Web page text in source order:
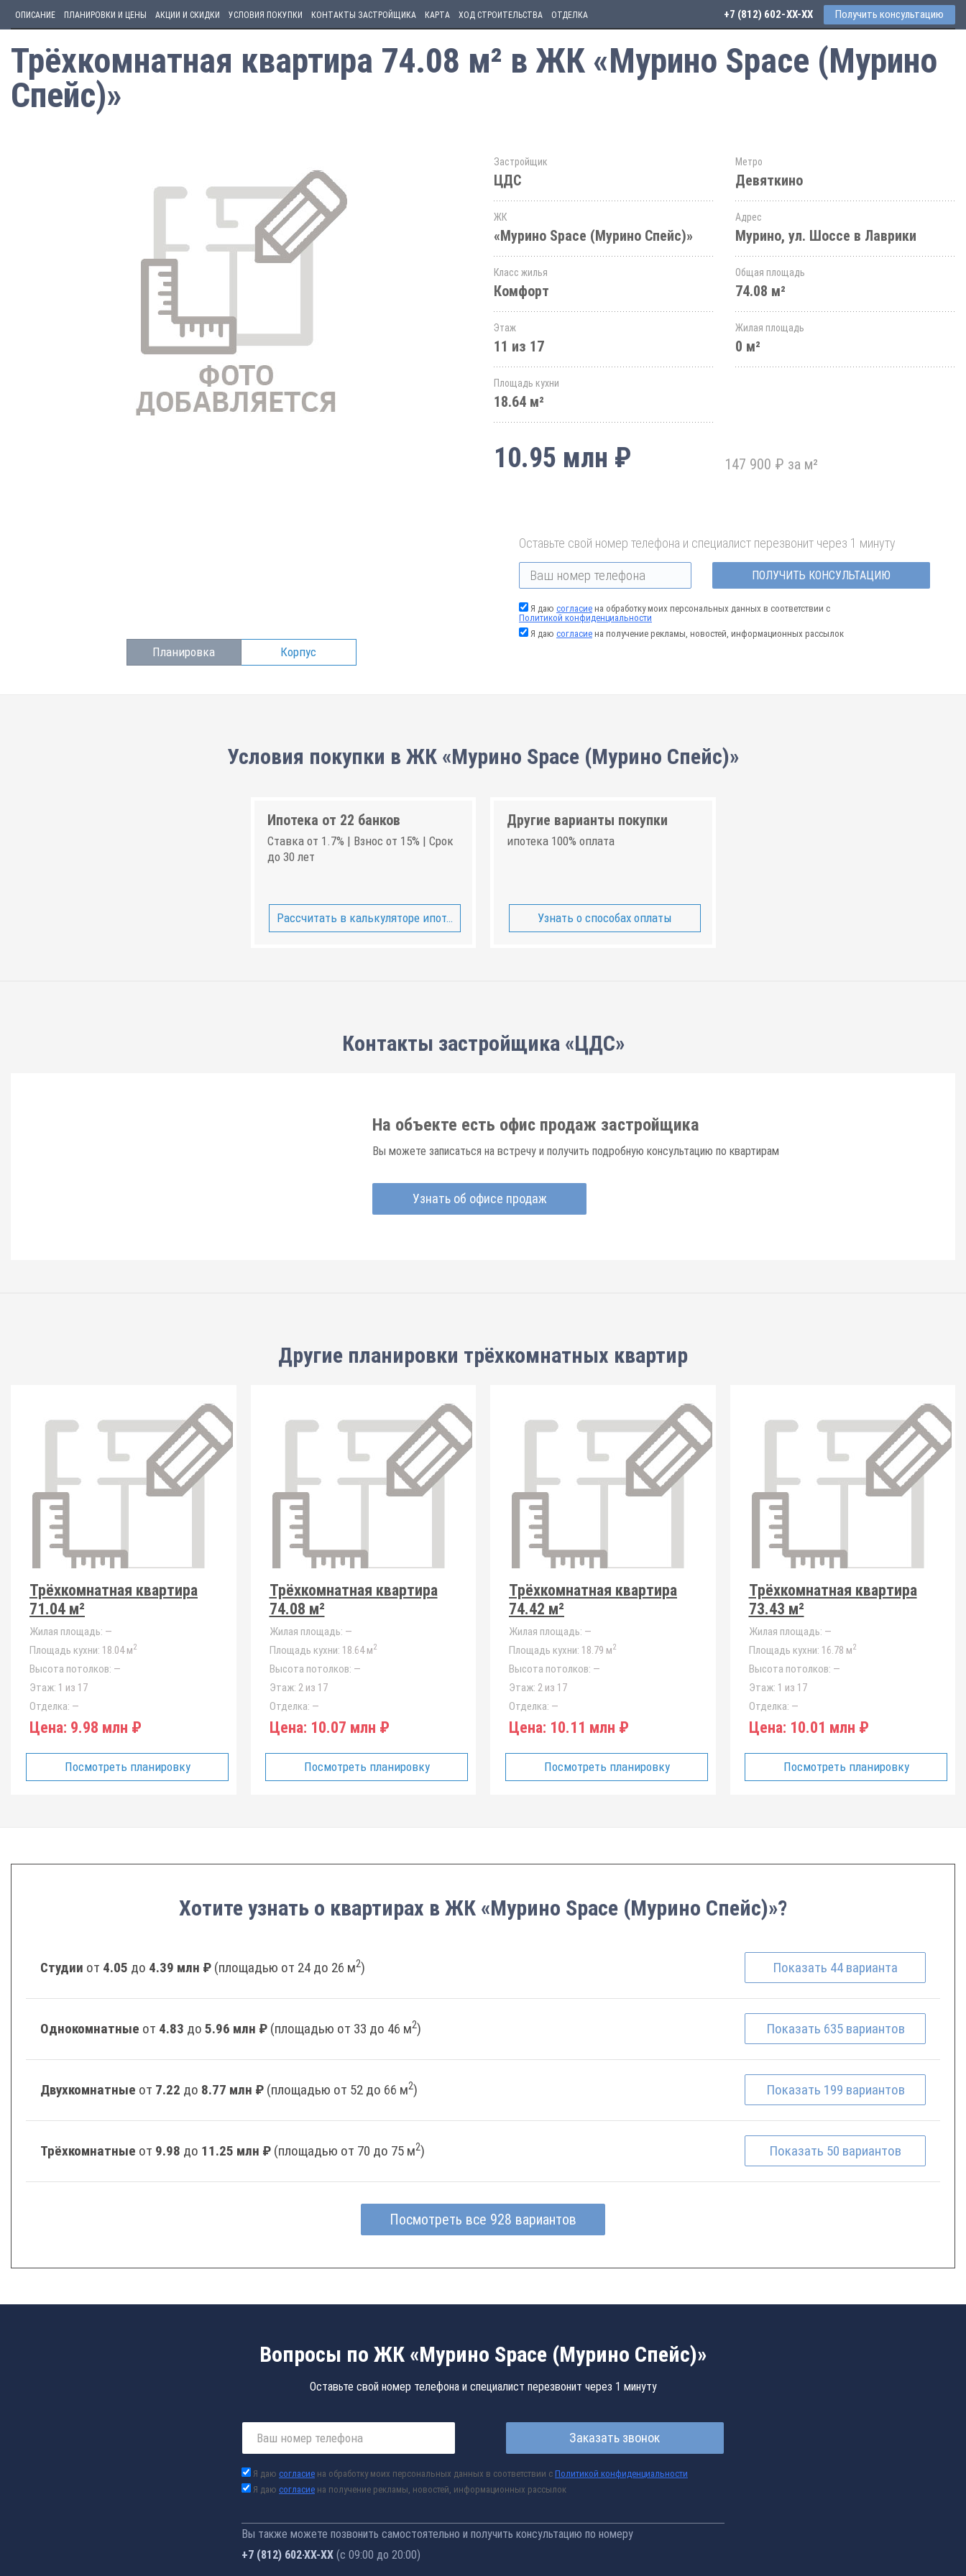
ОПИСАНИЕ ПЛАНИРОВКИ И ЦЕНЫ АКЦИИ И СКИДКИ УСЛОВИЯ ПОКУПКИ КОНТАКТЫ ЗАСТРОЙЩИКА КАРТА ХОД СТРОИТЕЛЬСТВА ОТДЕЛКА +7 (812) 602-44-77 Получить консультацию
Трёхкомнатная квартира 74.08 м² в ЖК «Мурино Space (Мурино
Спейс)»
Планировка Корпус
Застройщик
ЦДС
Метро
Девяткино
ЖК
«Мурино Space (Мурино Спейс)»
Адрес
Мурино, ул. Шоссе в Лаврики
Класс жилья
Комфорт
Общая площадь
74.08 м²
Этаж
11 из 17
Жилая площадь
0 м²
Площадь кухни
18.64 м²
10.95 млн ₽ 147 900 ₽ за м²
Оставьте свой номер телефона и специалист перезвонит через 1 минуту
ПОЛУЧИТЬ КОНСУЛЬТАЦИЮ
Я даю согласие на обработку моих персональных данных в соответствии с
Политикой конфиденциальности
Я даю согласие на получение рекламы, новостей, информационных рассылок
Условия покупки в ЖК «Мурино Space (Мурино Спейс)»
Ипотека от 22 банков
Ставка от 1.7% | Взнос от 15% | Срок
до 30 лет
Рассчитать в калькуляторе ипотеки
Другие варианты покупки
ипотека 100% оплата
Узнать о способах оплаты
Контакты застройщика «ЦДС»
На объекте есть офис продаж застройщика
Вы можете записаться на встречу и получить подробную консультацию по квартирам
Узнать об офисе продаж
Другие планировки трёхкомнатных квартир
Трёхкомнатная квартира
71.04 м²
Жилая площадь: —
Площадь кухни: 18.04 м2
Высота потолков: —
Этаж: 1 из 17
Отделка: —
Цена: 9.98 млн ₽
Посмотреть планировку
Трёхкомнатная квартира
74.08 м²
Жилая площадь: —
Площадь кухни: 18.64 м2
Высота потолков: —
Этаж: 2 из 17
Отделка: —
Цена: 10.07 млн ₽
Посмотреть планировку
Трёхкомнатная квартира
74.42 м²
Жилая площадь: —
Площадь кухни: 18.79 м2
Высота потолков: —
Этаж: 2 из 17
Отделка: —
Цена: 10.11 млн ₽
Посмотреть планировку
Трёхкомнатная квартира
73.43 м²
Жилая площадь: —
Площадь кухни: 16.78 м2
Высота потолков: —
Этаж: 1 из 17
Отделка: —
Цена: 10.01 млн ₽
Посмотреть планировку
Хотите узнать о квартирах в ЖК «Мурино Space (Мурино Спейс)»?
Студии от 4.05 до 4.39 млн ₽ (площадью от 24 до 26 м2) Показать 44 варианта
Однокомнатные от 4.83 до 5.96 млн ₽ (площадью от 33 до 46 м2) Показать 635 вариантов
Двухкомнатные от 7.22 до 8.77 млн ₽ (площадью от 52 до 66 м2) Показать 199 вариантов
Трёхкомнатные от 9.98 до 11.25 млн ₽ (площадью от 70 до 75 м2) Показать 50 вариантов
Посмотреть все 928 вариантов
Вопросы по ЖК «Мурино Space (Мурино Спейс)»
Оставьте свой номер телефона и специалист перезвонит через 1 минуту
Заказать звонок
Я даю согласие на обработку моих персональных данных в соответствии с Политикой конфиденциальности
Я даю согласие на получение рекламы, новостей, информационных рассылок
Вы также можете позвонить самостоятельно и получить консультацию по номеру
+7 (812) 602-44-77 (с 09:00 до 20:00)